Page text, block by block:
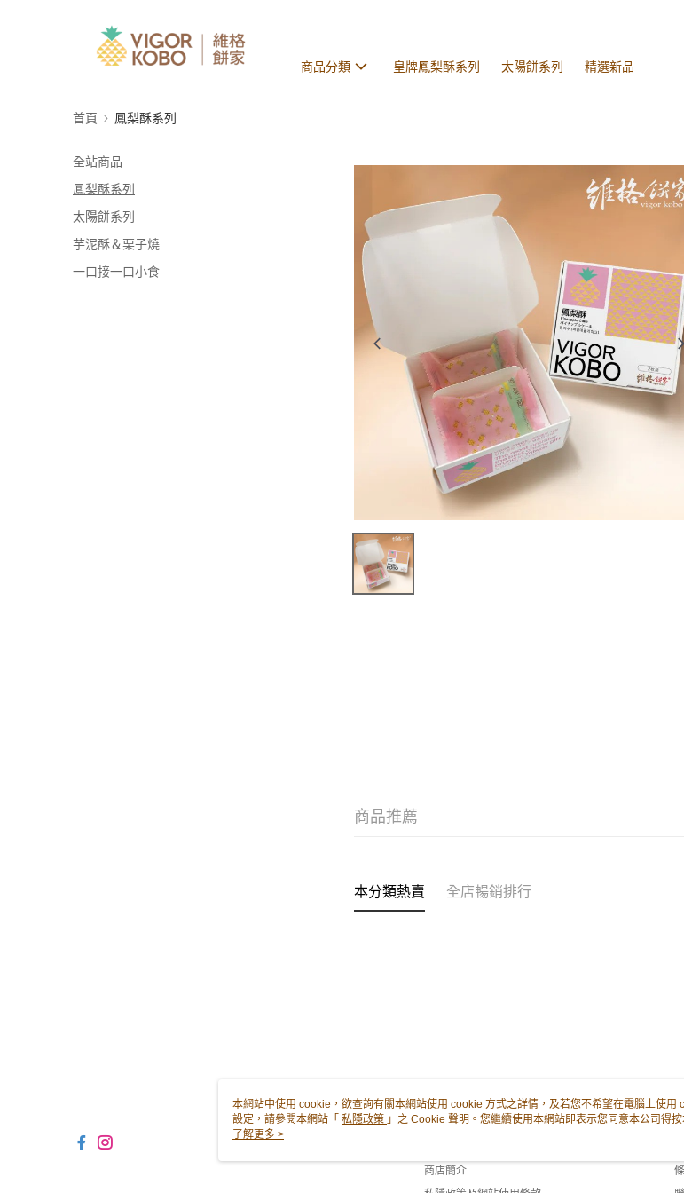
商品分類 皇牌鳳梨酥系列 太陽餅系列 精選新品
首頁 鳳梨酥系列
全站商品
鳳梨酥系列
太陽餅系列
芋泥酥＆栗子燒
一口接一口小食
商品推薦
本分類熱賣 全店暢銷排行
關於我們
商店簡介
本網站中使用 cookie，欲查詢有關本網站使用 cookie 方式之詳情，及若您不希望在電腦上使用
設定，請參閱本網站「 私隱政策 」之 Cookie 聲明。您繼續使用本網站即表示您同意本公司得
用 cookie。
了解更多 >